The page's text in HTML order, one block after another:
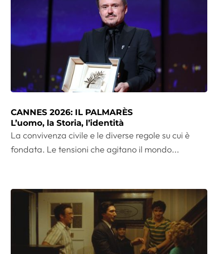
CANNES 2026: IL PALMARÈS
L’uomo, la Storia, l’identità
La convivenza civile e le diverse regole su cui è
fondata. Le tensioni che agitano il mondo...